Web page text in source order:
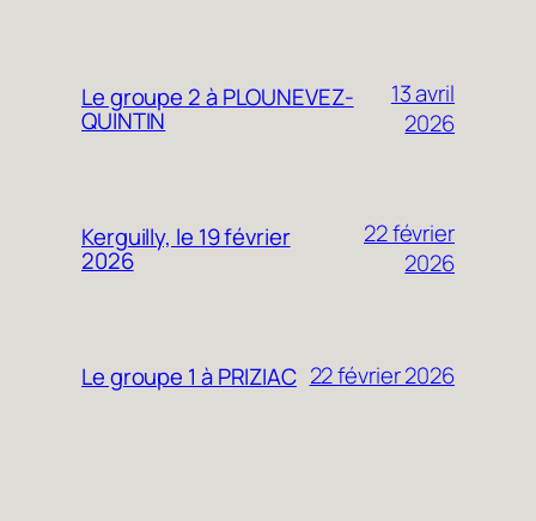
Le groupe 2 à PLOUNEVEZ-
QUINTIN
13 avril
2026
Kerguilly, le 19 février
2026
22 février
2026
Le groupe 1 à PRIZIAC 22 février 2026